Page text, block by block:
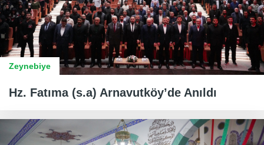
Zeynebiye
Hz. Fatıma (s.a) Arnavutköy’de Anıldı